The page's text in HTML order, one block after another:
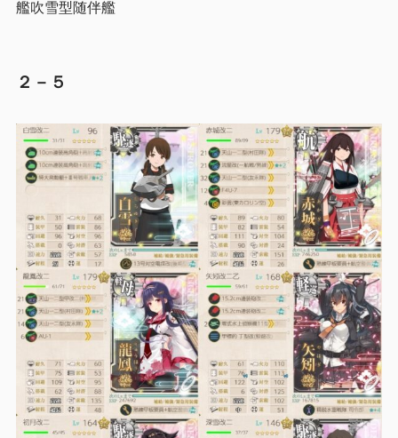
艦吹雪型随伴艦
２－５